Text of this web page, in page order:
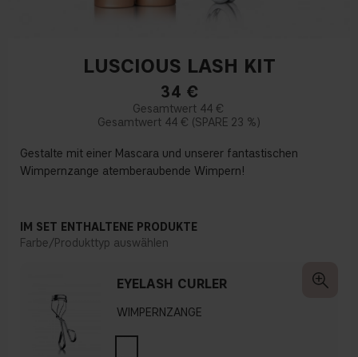
LUSCIOUS LASH KIT
34 €
44 €
44 €
23 %
Gestalte mit einer Mascara und unserer fantastischen
Wimpernzange atemberaubende Wimpern!
IM SET ENTHALTENE PRODUKTE
Farbe/Produkttyp auswählen
EYELASH CURLER
WIMPERNZANGE